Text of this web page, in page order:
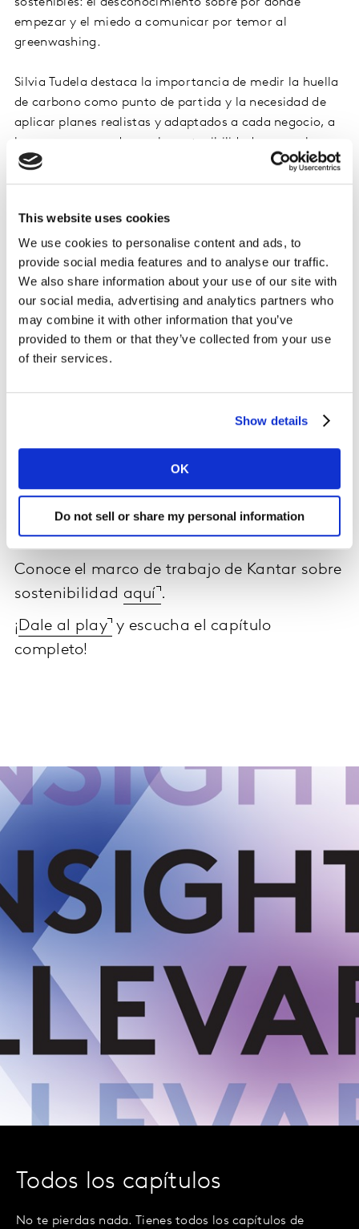
This website uses cookies
We use cookies to personalise content and ads, to
provide social media features and to analyse our traffic.
We also share information about your use of our site with
our social media, advertising and analytics partners who
may combine it with other information that you’ve
provided to them or that they’ve collected from your use
of their services.
Show details
OK
Do not sell or share my personal information
empezar y el miedo a comunicar por temor al
greenwashing.
Silvia Tudela destaca la importancia de medir la huella
de carbono como punto de partida y la necesidad de
aplicar planes realistas y adaptados a cada negocio, a
la vez que recuerda que la sostenibilidad no es solo
medioambiente: abarca dimensiones sociales,
económicas y de gobernanza que cada vez más
Y si hablamos de comunicar y actuar, el marketing
juega un papel clave. Si las marcas quieren impulsar
comportamientos responsables y convertir la
predisposición en compra real, sostenibilidad y
marketing deben ir de la mano y recordar que si los
productos sostenibles no son accesibles, visibles y
competitivos en el punto de venta, el esfuerzo se
No importa el tamaño de la empresa y no hace falta
Porque las empresas que miden, actúan y comunican
competitivas.
Conoce el marco de trabajo de Kantar sobre
sostenibilidad aquí .
¡Dale al play y escucha el capítulo
completo!
Todos los capítulos
No te pierdas nada. Tienes todos los capítulos de